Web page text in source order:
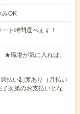
OK
ト時間選べます！
職場が気に入れば、
払い制度あり（月払い
次第のお支払いとな